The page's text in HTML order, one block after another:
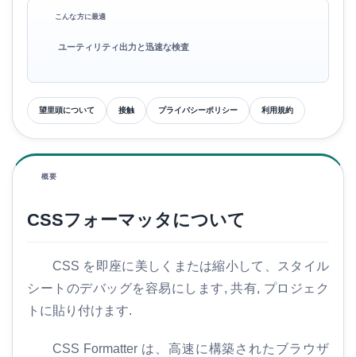
こんな方に最適
ユーティリティ出力と迅速な検査
望里頭について 接触 プライバシーポリシー 利用規約
概要
CSSフォーマッタについて
CSS を即座に美しくまたは縮小して、スタイル
シートのデバッグを容易にします, 共有, プロジェク
トに貼り付けます.
CSS Formatter は、高速に構築されたブラウザ